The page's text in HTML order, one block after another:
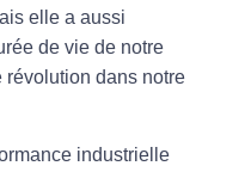
elle a aussi
de vie de notre
révolution dans notre
industrielle